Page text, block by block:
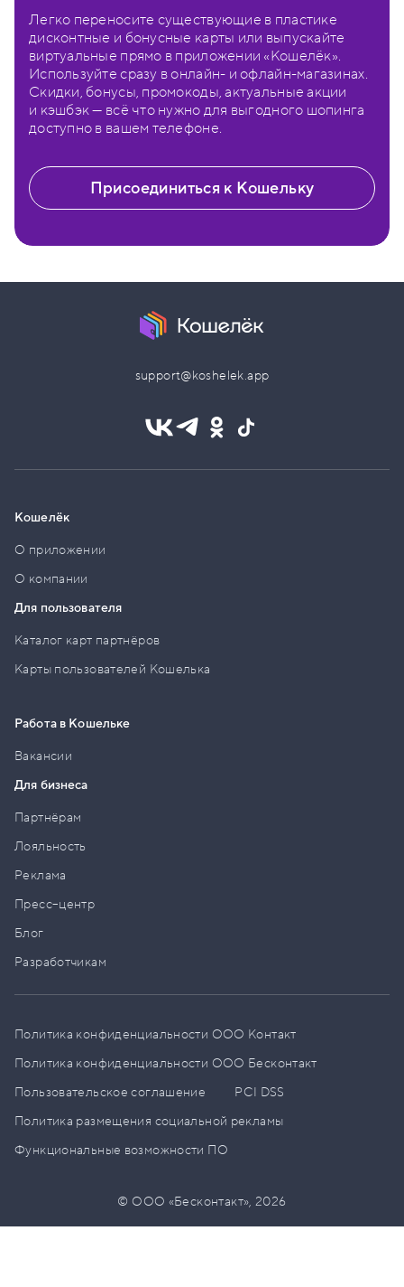
Легко переносите существующие в пластике
дисконтные и бонусные карты или выпускайте
виртуальные прямо в приложении «Кошелёк».
Используйте сразу в онлайн- и офлайн-магазинах.
Скидки, бонусы, промокоды, актуальные акции
и кэшбэк — всё что нужно для выгодного шопинга
доступно в вашем телефоне.
Присоединиться к Кошельку
support@koshelek.app
Кошелёк
О приложении
О компании
Для пользователя
Каталог карт партнёров
Карты пользователей Кошелька
Работа в Кошельке
Вакансии
Для бизнеса
Партнёрам
Лояльность
Реклама
Пресс–центр
Блог
Разработчикам
Политика конфиденциальности ООО Контакт
Политика конфиденциальности ООО Бесконтакт
Пользовательское соглашение
PCI DSS
Политика размещения социальной рекламы
Функциональные возможности ПО
© ООО «Бесконтакт»,2026